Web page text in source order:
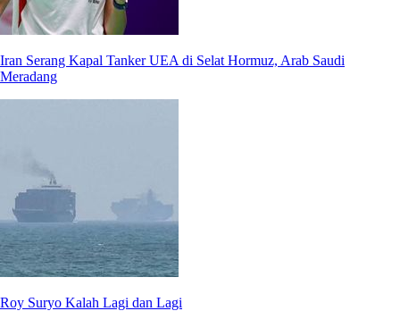
Iran Serang Kapal Tanker UEA di Selat Hormuz, Arab Saudi
Meradang
Roy Suryo Kalah Lagi dan Lagi